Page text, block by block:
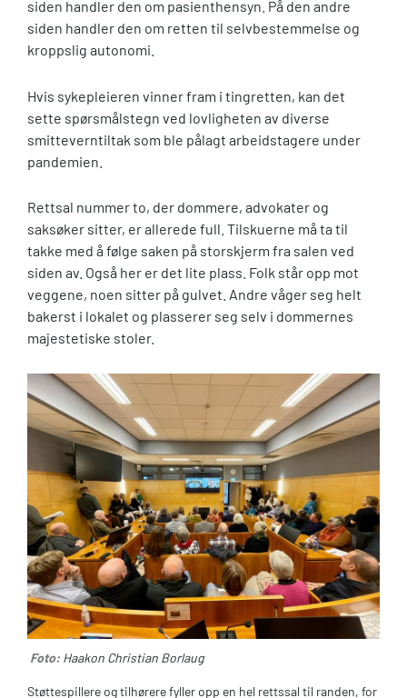
siden handler den om pasienthensyn. På den andre
siden handler den om retten til selvbestemmelse og
kroppslig autonomi.
Hvis sykepleieren vinner fram i tingretten, kan det
sette spørsmålstegn ved lovligheten av diverse
smitteverntiltak som ble pålagt arbeidstagere under
pandemien.
Rettsal nummer to, der dommere, advokater og
saksøker sitter, er allerede full. Tilskuerne må ta til
takke med å følge saken på storskjerm fra salen ved
siden av. Også her er det lite plass. Folk står opp mot
veggene, noen sitter på gulvet. Andre våger seg helt
bakerst i lokalet og plasserer seg selv i dommernes
majestetiske stoler.
Foto: Haakon Christian Borlaug
Støttespillere og tilhørere fyller opp en hel rettssal til randen, for